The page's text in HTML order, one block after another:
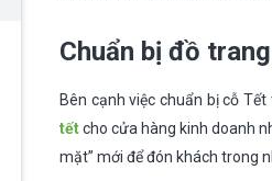
Chuẩn bị đồ
Bên cạnh việc chuẩn bị cỗ
tếtcho cửa hàng kinh doanh
mặt” mới để đón khách trong